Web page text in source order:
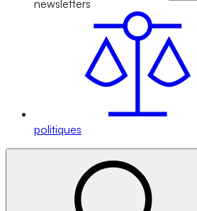
newsletters
politiques